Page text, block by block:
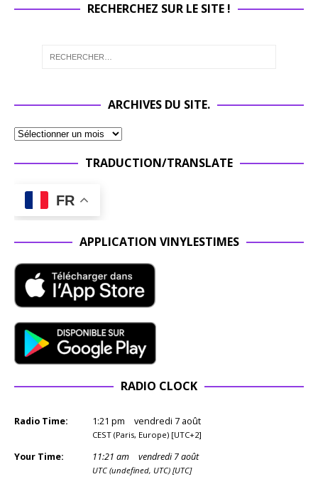
RECHERCHEZ SUR LE SITE !
ARCHIVES DU SITE.
TRADUCTION/TRANSLATE
FR
APPLICATION VINYLESTIMES
RADIO CLOCK
Radio Time: 1:21 pm vendredi 7 août
CEST (Paris, Europe) [UTC+2]
Your Time: 11:21 am vendredi 7 août
UTC (undefined, UTC) [UTC]